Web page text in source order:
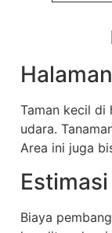
Taman kecil di
udara.
Area ini juga
Biaya